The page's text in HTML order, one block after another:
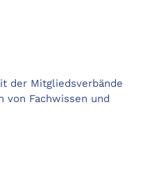
der Mitgliedsverbände
von Fachwissen und